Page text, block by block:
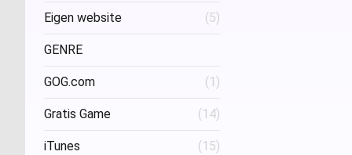
Project Three Interactive
Stud
Eigen website (5)
GENRE
FPS (1)
GOG.com (1)
Gratis Game (14)
iTunes (15)